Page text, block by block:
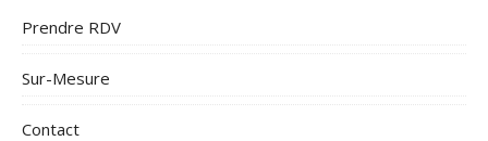
Prendre RDV
Sur-Mesure
Contact